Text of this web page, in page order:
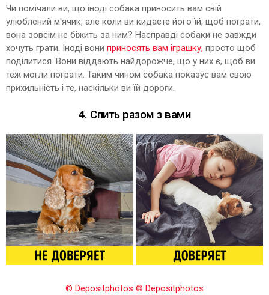
Чи помічали ви, що іноді собака приносить вам свій
улюблений м'ячик, але коли ви кидаєте його їй, щоб пограти,
вона зовсім не біжить за ним? Насправді собаки не завжди
хочуть грати. Іноді вони приносять вам іграшку, просто щоб
поділитися. Вони віддають найдорожче, що у них є, щоб ви
теж могли пограти. Таким чином собака показує вам свою
прихильність і те, наскільки ви їй дороги.
4. Спить разом з вами
© Depositphotos © Depositphotos